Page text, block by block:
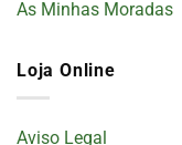
As Minhas Moradas
Loja Online
Aviso Legal